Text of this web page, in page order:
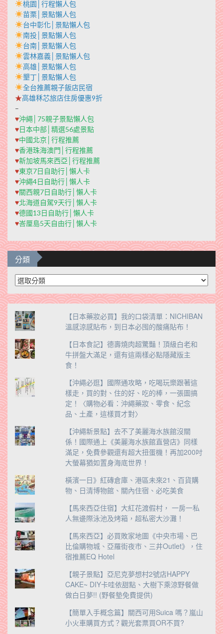
桃園│行程懶人包
苗栗│景點懶人包
台中彰化│景點懶人包
南投│景點懶人包
台南│景點懶人包
雲林嘉義│景點懶人包
高雄│景點懶人包
墾丁│景點懶人包
全台推薦親子飯店民宿
★高雄秝芯旅店住房優惠9折
–
♥沖繩│75親子景點懶人包
♥日本中部│精選56處景點
♥中國北京│行程推薦
♥香港珠海澳門│行程推薦
♥新加坡馬來西亞│行程推薦
♥東京7日自助行│懶人卡
♥沖繩4日自助行│懶人卡
♥關西親7日自助行│懶人卡
♥北海道自駕9天行│懶人卡
♥德國13日自助行│懶人卡
♥峇厘島5天自由行│懶人卡
分類
分
類
【日本藥妝必買】我的口袋清單：NICHIBAN
溫感涼感貼布，到日本必囤的酸痛貼布！
【日本食記】德壽燒肉超驚豔！頂級白老和
牛拼盤大滿足，還有這兩樣必點隱藏版主
食！
【沖繩必逛】國際通攻略，吃喝玩樂跟著這
樣走，買的對、住的好、吃的棒，一張圖搞
定！〈購物必看：沖繩藥妝、零食、紀念
品、土產，這樣買才對〉
【沖繩新景點】去不了美麗海水族館沒關
係！國際通上《美麗海水族館直營店》同樣
滿足，免費參觀還有超大扭蛋機！再加200吋
大螢幕猶如置身海底世界！
橫濱一日》紅磚倉庫、港區未來21、百貨購
物、日清博物館、關內住宿、必吃美食
【馬來西亞住宿】大紅花渡假村， 一房一私
人無邊際泳池及烤箱，超私密大沙灘！
【馬來西亞】必買敗家地圖《中央市場、巴
比倫購物城、亞羅街夜市、三井Outlet》，住
宿推薦EQ Hotel
【親子景點】亞尼克夢想村2號店HAPPY
CAKE~ DIY卡哇依甜點、大樹下乘涼野餐做
做白日夢!! (野餐墊免費提供)
【簡單入手概念篇】關西可用Suica 嗎？嵐山
小火車購買方式？觀光套票買OR不買?